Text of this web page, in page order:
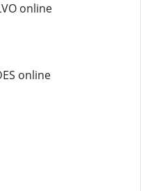
online
online